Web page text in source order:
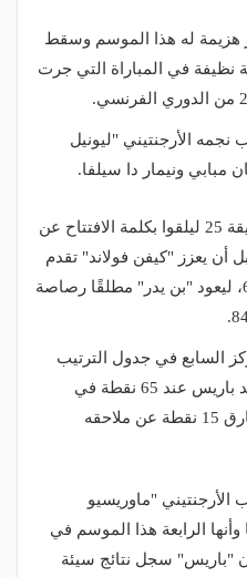
هزيمة له هذا الموسم وسقط
نظيفة في المباراة التي جرت
الأرجنتيني "ليونيل
مبابي ونيمار دا سيلفا.
وانتظر أصحاب الأرض حتى الدقيقة 25 ليلقوا بكلمة الافتتاح عن
أن يعزز "كيفن فولاند" تقدم
موناكو بهدف ثانٍ عند الدقيقة 68، ليعود "بن يدر" مطلقًا رصاصة
السابع في جدول الترتيب
برصيد 44 نقطة، فيما تجمد رصيد باريس عند 65 نقطة في
الصدارة التي يغرد فيها وحيدًا بفارق 15 نقطة عن ملاحقه
"ماوريسيو
الرابعة هذا الموسم في
"باريس" سجل نتائج سيئة